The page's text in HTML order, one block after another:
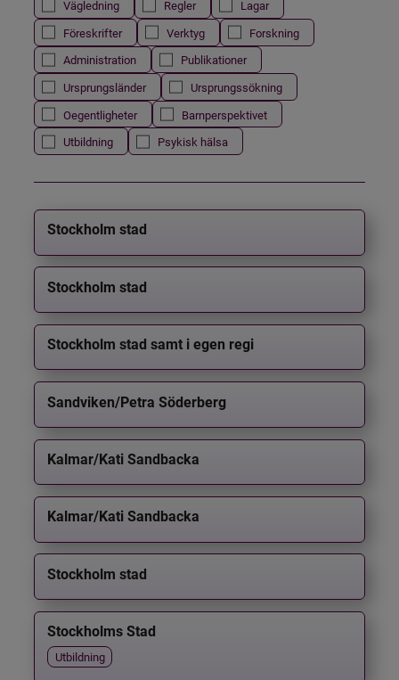
Vägledning
Regler
Lagar
Föreskrifter
Verktyg
Forskning
Administration
Publikationer
Ursprungsländer
Ursprungssökning
Oegentligheter
Barnperspektivet
Utbildning
Psykisk hälsa
Stockholm stad
Stockholm stad
Stockholm stad samt i egen regi
Sandviken/Petra Söderberg
Kalmar/Kati Sandbacka
Kalmar/Kati Sandbacka
Stockholm stad
Stockholms Stad
Utbildning